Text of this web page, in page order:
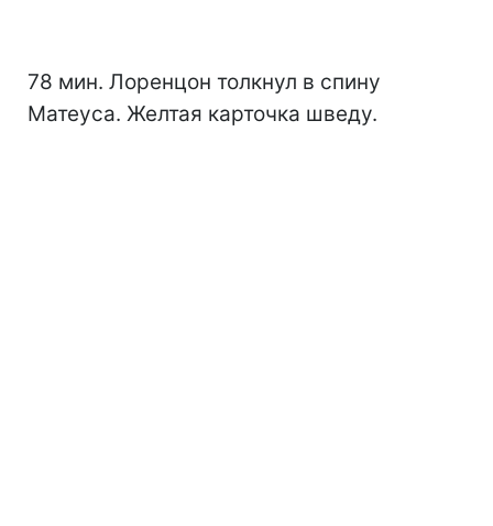
78 мин. Лоренцон толкнул в спину
Матеуса. Желтая карточка шведу.